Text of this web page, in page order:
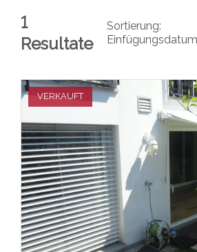
1
Resultate
Sortierung:
VERKAUFT